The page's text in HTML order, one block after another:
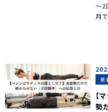
～2
月
新
【
勢